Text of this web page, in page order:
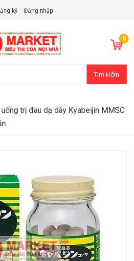
ký Đăng nhập
0
Tìm kiếm
trị đau dạ dày Kyabeijin MMSC